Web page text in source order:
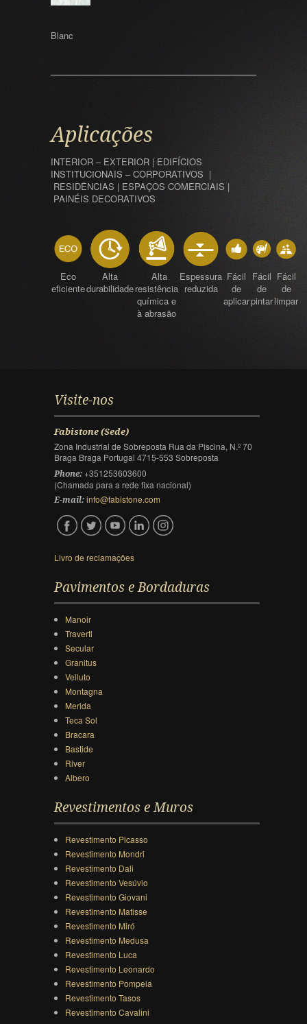
Blanc
Aplicações
INTERIOR – EXTERIOR | EDIFÍCIOS
INSTITUCIONAIS – CORPORATIVOS |
RESIDÊNCIAS | ESPAÇOS COMERCIAIS |
PAINÉIS DECORATIVOS
Eco
eficiente
Alta
durabilidade
Alta
resistência
química e
à abrasão
Espessura
reduzida
Fácil
de
aplicar
Fácil
de
pintar
Fácil
de
limpar
Visite-nos
Fabistone (Sede)
Zona Industrial de Sobreposta Rua da Piscina, N.º 70
Braga Braga Portugal 4715-553 Sobreposta
Phone:+351253603600
(Chamada para a rede fixa nacional)
E-mail: info@fabistone.com
Livro de reclamações
Pavimentos e Bordaduras
Manoir
Traverti
Secular
Granitus
Velluto
Montagna
Merida
Teca Sol
Bracara
Bastide
River
Albero
Revestimentos e Muros
Revestimento Picasso
Revestimento Mondri
Revestimento Dali
Revestimento Vesúvio
Revestimento Giovani
Revestimento Matisse
Revestimento Miró
Revestimento Medusa
Revestimento Luca
Revestimento Leonardo
Revestimento Pompeia
Revestimento Tasos
Revestimento Cavalini